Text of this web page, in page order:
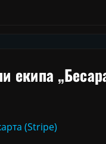
екипа
(Stripe)